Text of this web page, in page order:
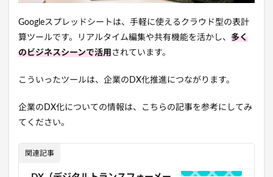
Googleスプレッドシートは、手軽に使えるクラウド型の表計
算ツールです。リアルタイム編集や共有機能を活かし、 多く
のビジネスシーンで活用されています。
こういったツールは、企業のDX化推進につながります。
企業のDX化についての情報は、こちらの記事を参考にしてみ
てください。
関連記事